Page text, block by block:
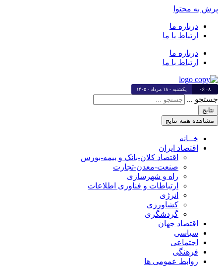
پرش به محتوا
درباره ما
ارتباط با ما
درباره ما
ارتباط با ما
۰۶:۰۸ یکشنبه - ۱۸ مرداد - ۱۴۰۵
جستجو ...
نتایج
مشاهده همه نتایج
خــانه
اقتصاد ایران
اقتصاد کلان-بانک و بیمه-بورس
صنعت-معدن-تجارت
راه و شهرسازی
ارتباطات و فناوری اطلاعات
انرژی
کشاورزی
گردشگری
اقتصاد جهان
سیاسی
اجتماعی
فرهنگی
روابط عمومی ها